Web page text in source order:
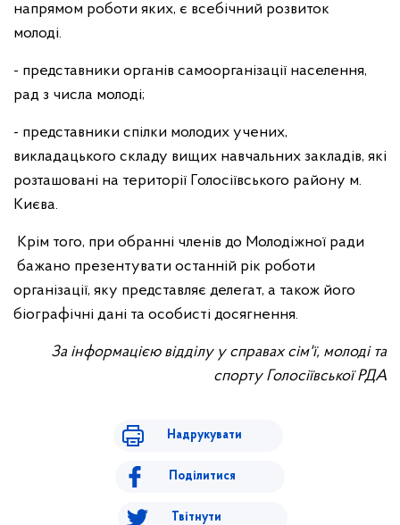
напрямом роботи яких, є всебічний розвиток
молоді.
- представники органів самоорганізації населення,
рад з числа молоді;
- представники спілки молодих учених,
викладацького складу вищих навчальних закладів, які
розташовані на території Голосіївського району м.
Києва.
Крім того, при обранні членів до Молодіжної ради
бажано презентувати останній рік роботи
організації, яку представляє делегат, а також його
біографічні дані та особисті досягнення.
За інформацією відділу у справах сім'ї, молоді та
спорту Голосіївської РДА
Надрукувати
Поділитися
Твітнути